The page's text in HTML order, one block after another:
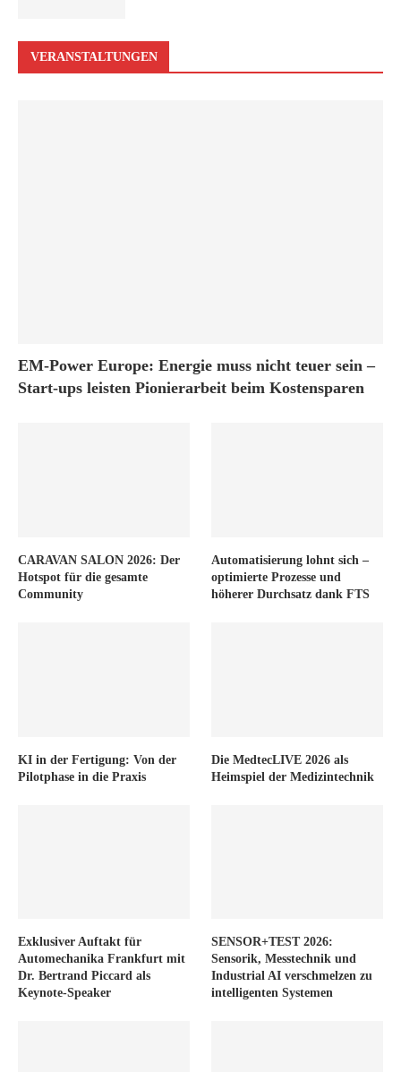
VERANSTALTUNGEN
EM-Power Europe: Energie muss nicht teuer sein –
Start-ups leisten Pionierarbeit beim Kostensparen
CARAVAN SALON 2026: Der
Hotspot für die gesamte
Community
Automatisierung lohnt sich –
optimierte Prozesse und
höherer Durchsatz dank FTS
KI in der Fertigung: Von der
Pilotphase in die Praxis
Die MedtecLIVE 2026 als
Heimspiel der Medizintechnik
Exklusiver Auftakt für
Automechanika Frankfurt mit
Dr. Bertrand Piccard als
Keynote-Speaker
SENSOR+TEST 2026:
Sensorik, Messtechnik und
Industrial AI verschmelzen zu
intelligenten Systemen